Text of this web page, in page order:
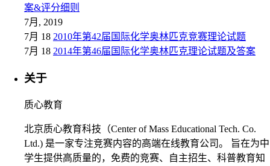
案&评分细则
7月, 2019
7月 18 2010年第42届国际化学奥林匹克竞赛理论试题
7月 18 2014年第46届国际化学奥林匹克理论试题及答案
关于
质心教育
北京质心教育科技（Center of Mass Educational Tech. Co.
Ltd.) 是一家专注竞赛内容的高端在线教育公司。 旨在为中
学生提供高质量的，免费的竞赛、自主招生、科普教育知